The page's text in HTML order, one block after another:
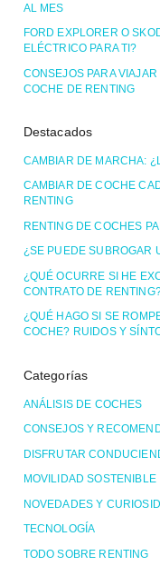
AL MES
FORD EXPLORER O
ELÉCTRICO PARA TI?
CONSEJOS PARA
COCHE DE RENTING
Destacados
CAMBIAR DE MARCHA:
CAMBIAR DE COCHE
RENTING
RENTING DE COCHES
¿SE PUEDE SUBROGAR
¿QUÉ OCURRE SI HE
CONTRATO DE
¿QUÉ HAGO SI SE
COCHE? RUIDOS Y
Categorías
ANÁLISIS DE COCHES
CONSEJOS Y
DISFRUTAR
MOVILIDAD SOSTENIBLE
NOVEDADES Y
TECNOLOGÍA
TODO SOBRE RENTING